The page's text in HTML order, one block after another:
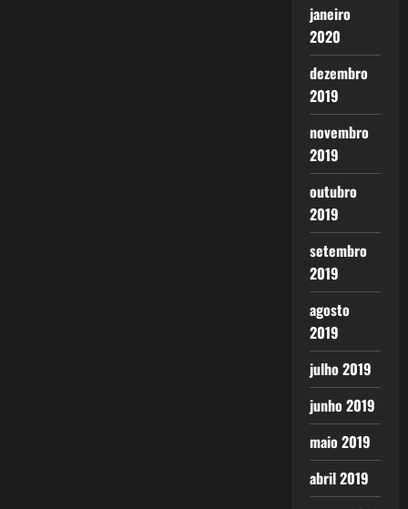
janeiro
2020
dezembro
2019
novembro
2019
outubro
2019
setembro
2019
agosto
2019
julho 2019
junho 2019
maio 2019
abril 2019